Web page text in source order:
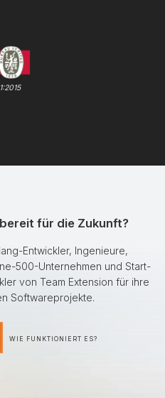
für die Zukunft?
Entwickler, Ingenieure,
500-Unternehmen und Start-
von Team Extension für ihre
Softwareprojekte.
WIE FUNKTIONIERT ES?